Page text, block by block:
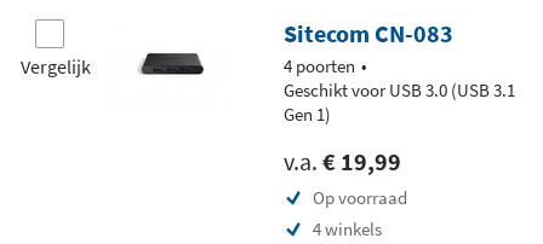
Vergelijk
Sitecom CN-083
4 poorten
Geschikt voor USB 3.0 (USB 3.1
Gen 1)
v.a. € 19,99
Op voorraad
4 winkels